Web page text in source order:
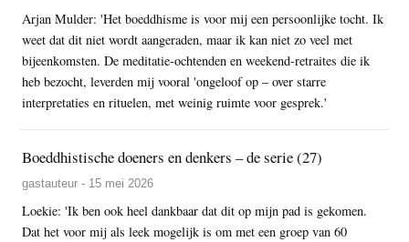
Arjan Mulder: 'Het boeddhisme is voor mij een persoonlijke tocht. Ik
weet dat dit niet wordt aangeraden, maar ik kan niet zo veel met
bijeenkomsten. De meditatie-ochtenden en weekend-retraites die ik
heb bezocht, leverden mij vooral 'ongeloof op – over starre
interpretaties en rituelen, met weinig ruimte voor gesprek.'
Boeddhistische doeners en denkers – de serie (27)
gastauteur - 15 mei 2026
Loekie: 'Ik ben ook heel dankbaar dat dit op mijn pad is gekomen.
Dat het voor mij als leek mogelijk is om met een groep van 60